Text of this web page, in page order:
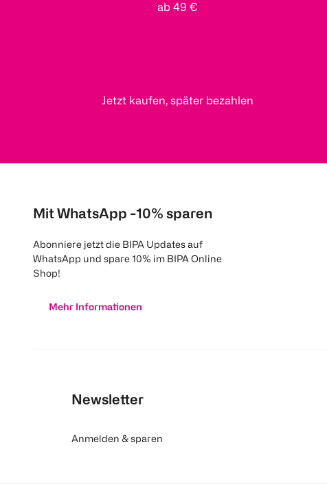
ab 49 €
Jetzt kaufen, später bezahlen
Mit WhatsApp -10% sparen
Abonniere jetzt die BIPA Updates auf
WhatsApp und spare 10% im BIPA Online
Shop!
Mehr Informationen
Newsletter
Anmelden & sparen